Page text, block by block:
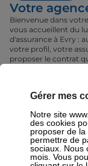
Votre
Bienvenue dans
vous accueillent du
d'assurance à Evry :
votre profil, votre
proposer le contrat
Nos offres
Gérer mes
Notre site
des cookies
proposer de
permettre de
sociaux. Nous
mois. Vous